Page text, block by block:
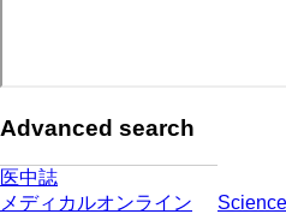
Advanced search
医中誌
メディカルオンライン